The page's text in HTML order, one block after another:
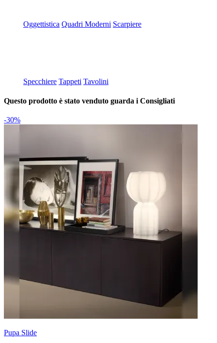
Oggettistica Quadri Moderni Scarpiere
Specchiere Tappeti Tavolini
Questo prodotto è stato venduto guarda i Consigliati
-30%
Pupa Slide